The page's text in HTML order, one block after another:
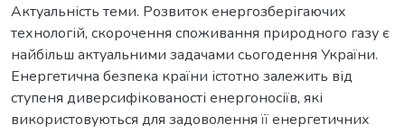
Актуальність теми. Розвиток енергозберігаючих
технологій, скорочення споживання природного газу є
найбільш актуальними задачами сьогодення України.
Енергетична безпека країни істотно залежить від
ступеня диверсифікованості енергоносіїв, які
використовуються для задоволення її енергетичних